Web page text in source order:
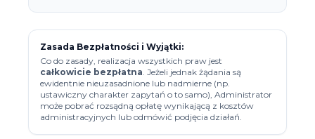
Zasada Bezpłatności i Wyjątki:
Co do zasady, realizacja wszystkich praw jest
całkowicie bezpłatna. Jeżeli jednak żądania są
ewidentnie nieuzasadnione lub nadmierne (np.
ustawiczny charakter zapytań o to samo), Administrator
może pobrać rozsądną opłatę wynikającą z kosztów
administracyjnych lub odmówić podjęcia działań.